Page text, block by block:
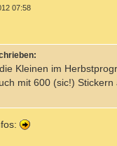
07:58
Kleinen im
mit 600 (sic!) Stickern